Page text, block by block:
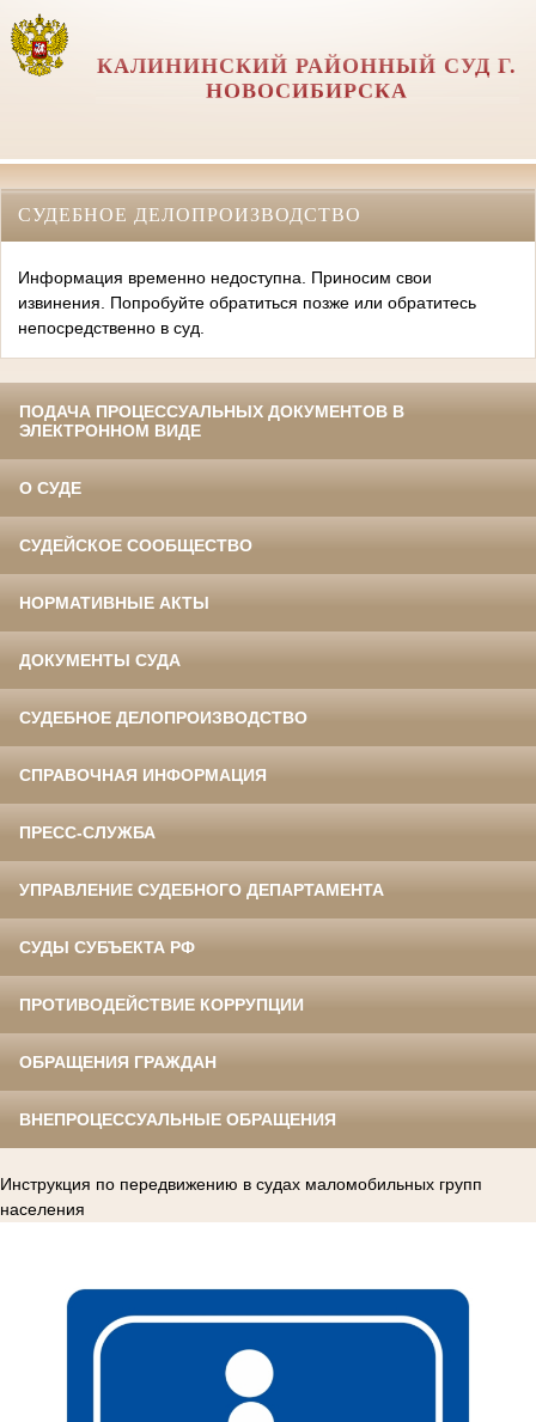
КАЛИНИНСКИЙ РАЙОННЫЙ СУД Г.
НОВОСИБИРСКА
СУДЕБНОЕ ДЕЛОПРОИЗВОДСТВО
Информация временно недоступна. Приносим свои
извинения. Попробуйте обратиться позже или обратитесь
непосредственно в суд.
ПОДАЧА ПРОЦЕССУАЛЬНЫХ ДОКУМЕНТОВ В
ЭЛЕКТРОННОМ ВИДЕ
О СУДЕ
СУДЕЙСКОЕ СООБЩЕСТВО
НОРМАТИВНЫЕ АКТЫ
ДОКУМЕНТЫ СУДА
СУДЕБНОЕ ДЕЛОПРОИЗВОДСТВО
СПРАВОЧНАЯ ИНФОРМАЦИЯ
ПРЕСС-СЛУЖБА
УПРАВЛЕНИЕ СУДЕБНОГО ДЕПАРТАМЕНТА
СУДЫ СУБЪЕКТА РФ
ПРОТИВОДЕЙСТВИЕ КОРРУПЦИИ
ОБРАЩЕНИЯ ГРАЖДАН
ВНЕПРОЦЕССУАЛЬНЫЕ ОБРАЩЕНИЯ
Инструкция по передвижению в судах маломобильных групп
населения